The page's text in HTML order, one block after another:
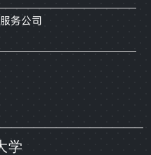
务公司
学